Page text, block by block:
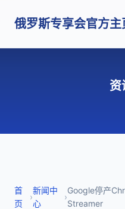
俄罗斯专享会官方主
资
首
页
›
新闻中
心
›
Google停产
Streamer